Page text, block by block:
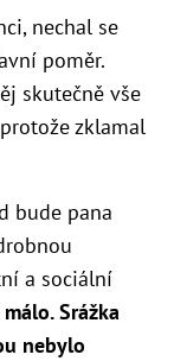
nechal se
poměr.
skutečně vše
zklamal
bude pana
a sociální
Srážka
nebylo